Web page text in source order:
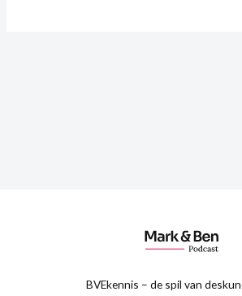
BVEkennis – de spil van